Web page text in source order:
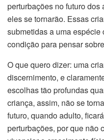
perturbações no futuro
eles se tornarão. Essas
submetidas a uma espécie
condição para pensar
O que quero dizer: uma
discernimento, e
escolhas tão profundas
criança, assim, não se
futuro, quando adulto,
perturbações, por que não